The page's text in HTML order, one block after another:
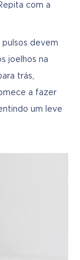
com a
pulsos devem
joelhos na
trás,
a fazer
um leve